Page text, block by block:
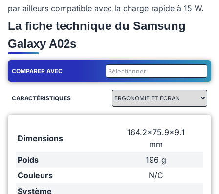
par ailleurs compatible avec la charge rapide à 15 W.
La fiche technique du Samsung
Galaxy A02s
COMPARER AVEC
CARACTÉRISTIQUES
Dimensions
164.2x75.9x9.1
mm
Poids
196 g
Couleurs
N/C
Système